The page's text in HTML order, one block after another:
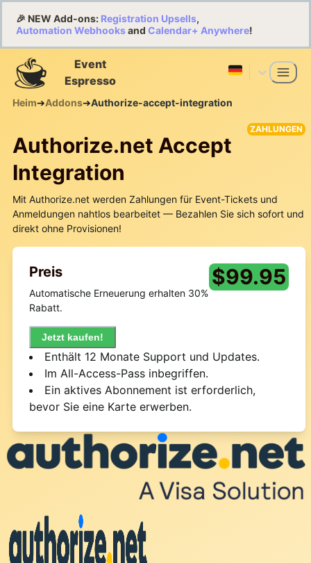
🎉 NEW Add-ons: Registration Upsells,
Automation Webhooksand Calendar+ Anywhere!
Event
Espresso
Heim➔Addons➔Authorize-accept-integration
Authorize.net Accept
Integration
ZAHLUNGEN
Mit Authorize.net werden Zahlungen für Event-Tickets und
Anmeldungen nahtlos bearbeitet — Bezahlen Sie sich sofort und
direkt ohne Provisionen!
Preis
Automatische Erneuerung erhalten 30%
Rabatt.
Jetzt kaufen!
$99.95
Enthält 12 Monate Support und Updates.
Im All-Access-Pass inbegriffen.
Ein aktives Abonnement ist erforderlich,
bevor Sie eine Karte erwerben.